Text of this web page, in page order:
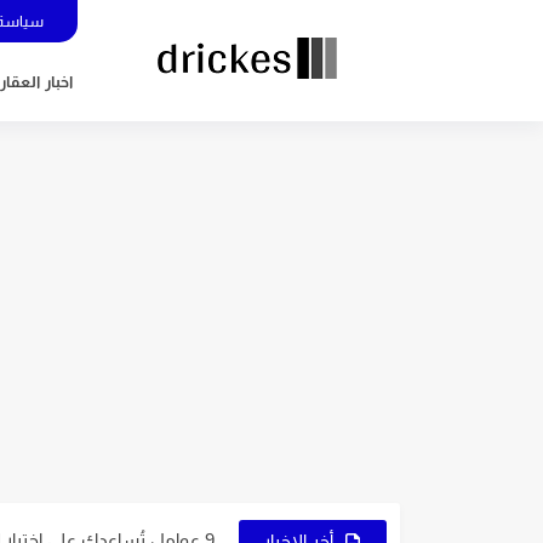
اخبار